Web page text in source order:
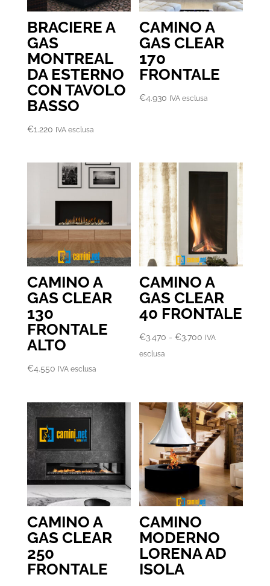
BRACIERE A
GAS
MONTREAL
DA ESTERNO
CON TAVOLO
BASSO
€1.220 IVA esclusa
CAMINO A
GAS CLEAR
170
FRONTALE
€4.930 IVA esclusa
CAMINO A
GAS CLEAR
130
FRONTALE
ALTO
€4.550 IVA esclusa
CAMINO A
GAS CLEAR
40 FRONTALE
€3.470 - €3.700 Fascia
a
€3.700
IVA
esclusa
CAMINO A
GAS CLEAR
250
FRONTALE
CAMINO
MODERNO
LORENA AD
ISOLA